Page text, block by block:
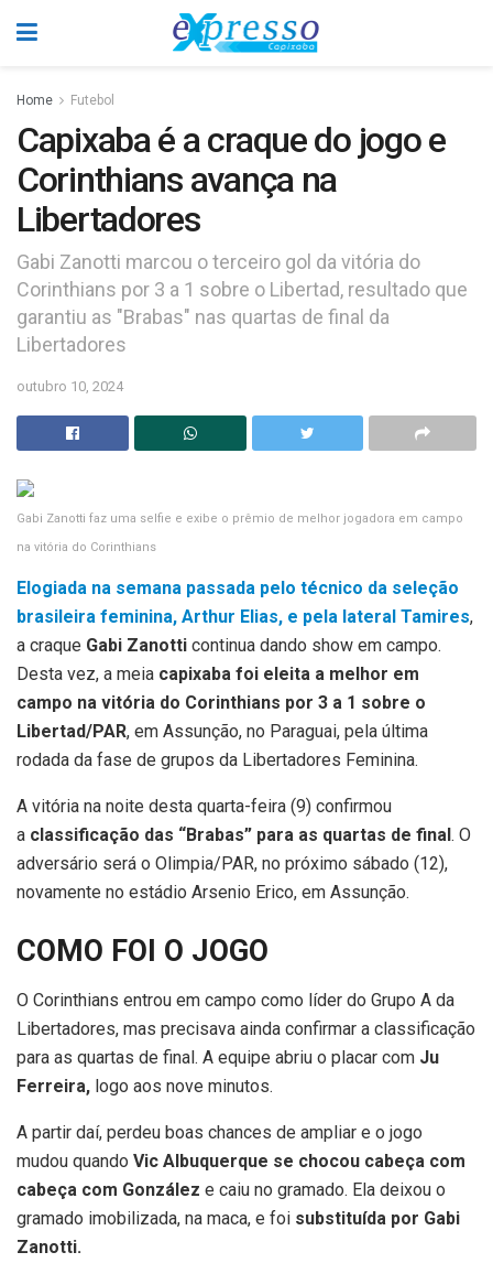
Home Futebol
Capixaba é a craque do jogo e
Corinthians avança na
Libertadores
Gabi Zanotti marcou o terceiro gol da vitória do
Corinthians por 3 a 1 sobre o Libertad, resultado que
garantiu as "Brabas" nas quartas de final da
Libertadores
outubro 10, 2024
Gabi Zanotti faz uma selfie e exibe o prêmio de melhor jogadora em campo
na vitória do Corinthians
Elogiada na semana passada pelo técnico da seleção
brasileira feminina, Arthur Elias, e pela lateral Tamires,
a craque Gabi Zanotti continua dando show em campo.
Desta vez, a meia capixaba foi eleita a melhor em
campo na vitória do Corinthians por 3 a 1 sobre o
Libertad/PAR, em Assunção, no Paraguai, pela última
rodada da fase de grupos da Libertadores Feminina.
A vitória na noite desta quarta-feira (9) confirmou
a classificação das “Brabas” para as quartas de final. O
adversário será o Olimpia/PAR, no próximo sábado (12),
novamente no estádio Arsenio Erico, em Assunção.
COMO FOI O JOGO
O Corinthians entrou em campo como líder do Grupo A da
Libertadores, mas precisava ainda confirmar a classificação
para as quartas de final. A equipe abriu o placar com Ju
Ferreira, logo aos nove minutos.
A partir daí, perdeu boas chances de ampliar e o jogo
mudou quando Vic Albuquerque se chocou cabeça com
cabeça com González e caiu no gramado. Ela deixou o
gramado imobilizada, na maca, e foi substituída por Gabi
Zanotti.